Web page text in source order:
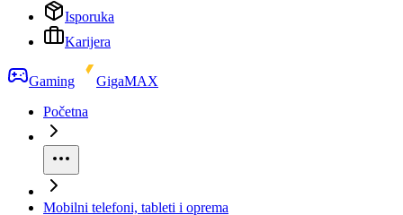
Isporuka
Karijera
Gaming
GigaMAX
Početna
Mobilni telefoni, tableti i oprema